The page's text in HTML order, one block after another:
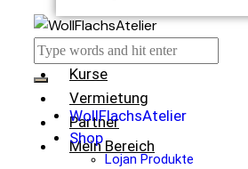
Termine
Kurse
Vermietung
Partner
Mein Bereich
WollFlachsAtelier
Shop
Lojan Produkte